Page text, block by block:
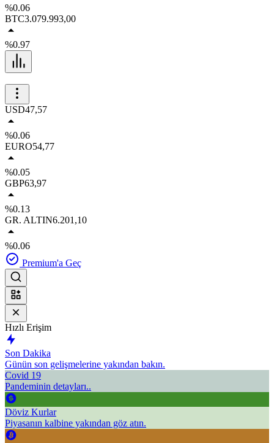
%0.06
BTC3.079.993,00
%0.97
USD47,57
%0.06
EURO54,77
%0.05
GBP63,97
%0.13
GR. ALTIN6.201,10
%0.06
Premium'a Geç
Hızlı Erişim
Son Dakika
Günün son gelişmelerine yakından bakın.
Covid 19
Pandeminin detayları..
Döviz Kurlar
Piyasanın kalbine yakından göz atın.